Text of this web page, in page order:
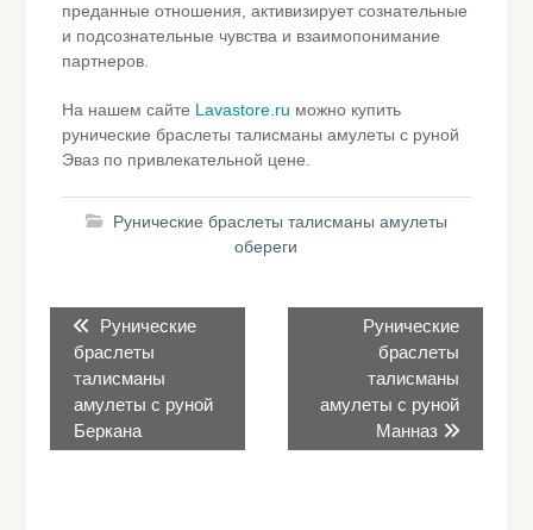
преданные отношения, активизирует сознательные
и подсознательные чувства и взаимопонимание
партнеров.
На нашем сайте Lavastore.ru можно купить
рунические браслеты талисманы амулеты с руной
Эваз по привлекательной цене.
Рунические браслеты талисманы амулеты
обереги
по
записям
Предыдущая
запись:
Рунические
браслеты
талисманы
амулеты с руной
Беркана
Следующая
запись:
Рунические
браслеты
талисманы
амулеты с руной
Манназ